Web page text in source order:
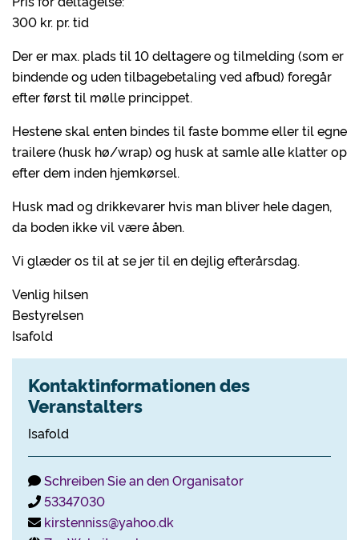
300 kr. pr. tid
Der er max. plads til 10 deltagere og tilmelding (som er
bindende og uden tilbagebetaling ved afbud) foregår
efter først til mølle princippet.
Hestene skal enten bindes til faste bomme eller til egne
trailere (husk hø/wrap) og husk at samle alle klatter op
efter dem inden hjemkørsel.
Husk mad og drikkevarer hvis man bliver hele dagen,
da boden ikke vil være åben.
Vi glæder os til at se jer til en dejlig efterårsdag.
Venlig hilsen
Bestyrelsen
Isafold
Kontaktinformationen des
Veranstalters
Isafold
Schreiben Sie an den Organisator
53347030
kirstenniss@yahoo.dk